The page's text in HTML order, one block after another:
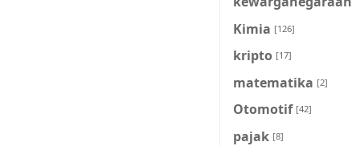
Kimia [126]
kripto [17]
matematika [2]
Otomotif [42]
pajak [8]